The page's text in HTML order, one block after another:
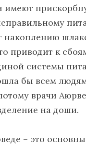
имеют
накоплению
приводит к
системы
бы всем
врачи
на доши.
– это